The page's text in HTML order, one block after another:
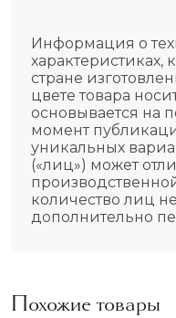
Информация о
характеристиках,
стране
цвете товара
основывается на
момент
уникальных
(«лиц») может
количество лиц
дополнительно
Похожие товары